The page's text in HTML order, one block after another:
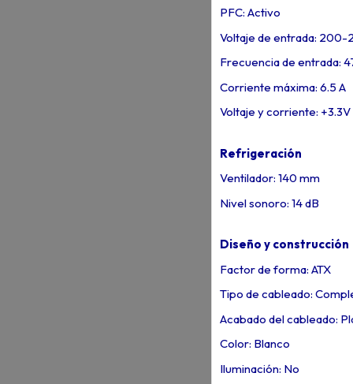
PFC: Activo
Voltaje de entrada: 200-
Frecuencia de entrada:
Corriente máxima: 6.5 A
Voltaje y corriente:
Refrigeración
Ventilador: 140 mm
Nivel sonoro: 14 dB
Diseño y construcción
Factor de forma: ATX
Tipo de cableado:
Acabado del cableado:
Color: Blanco
Iluminación: No